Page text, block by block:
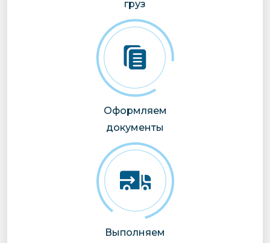
груз
Оформляем
документы
Выполняем